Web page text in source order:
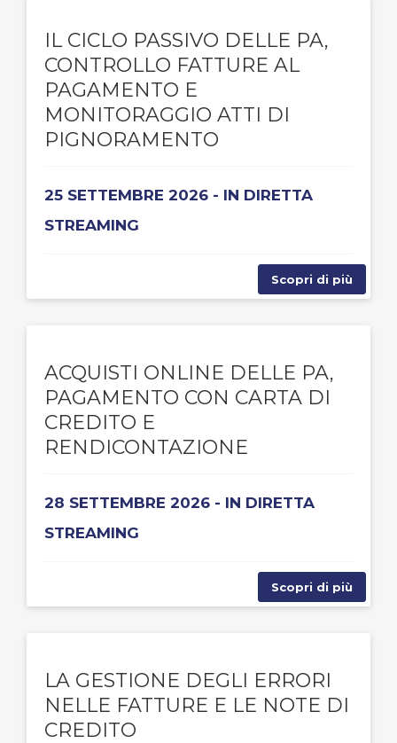
IL CICLO PASSIVO DELLE PA,
CONTROLLO FATTURE AL
PAGAMENTO E
MONITORAGGIO ATTI DI
PIGNORAMENTO
25 SETTEMBRE 2026 - IN DIRETTA
STREAMING
Scopri di più
ACQUISTI ONLINE DELLE PA,
PAGAMENTO CON CARTA DI
CREDITO E
RENDICONTAZIONE
28 SETTEMBRE 2026 - IN DIRETTA
STREAMING
Scopri di più
LA GESTIONE DEGLI ERRORI
NELLE FATTURE E LE NOTE DI
CREDITO